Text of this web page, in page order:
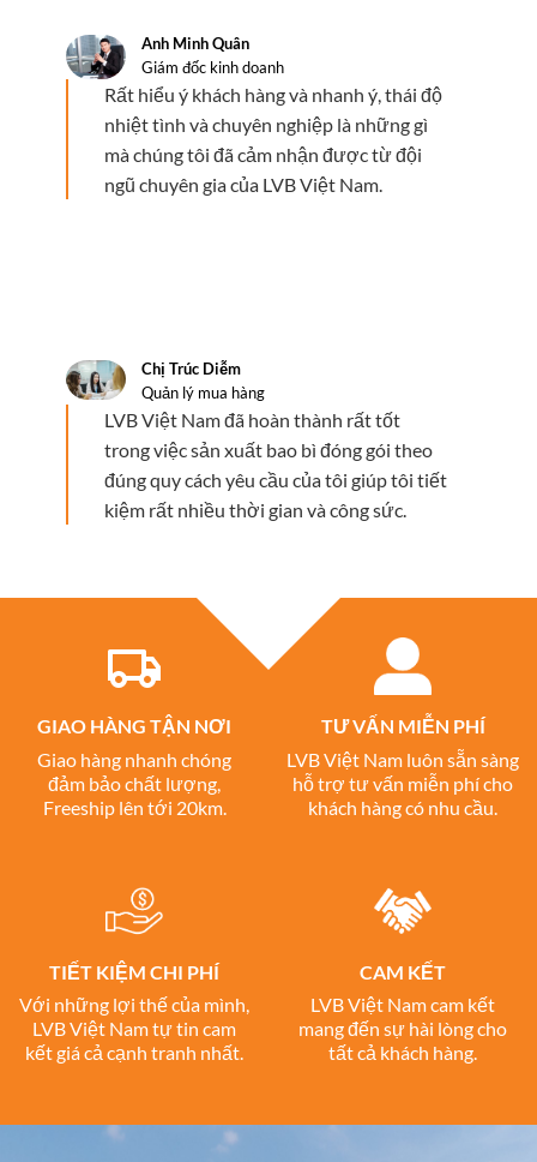
Anh Minh Quân
Giám đốc kinh doanh
Rất hiểu ý khách hàng và nhanh ý, thái độ
nhiệt tình và chuyên nghiệp là những gì
mà chúng tôi đã cảm nhận được từ đội
ngũ chuyên gia của LVB Việt Nam.
Chị Trúc Diễm
Quản lý mua hàng
LVB Việt Nam đã hoàn thành rất tốt
trong việc sản xuất bao bì đóng gói theo
đúng quy cách yêu cầu của tôi giúp tôi tiết
kiệm rất nhiều thời gian và công sức.
GIAO HÀNG TẬN NƠI
Giao hàng nhanh chóng
đảm bảo chất lượng,
Freeship lên tới 20km.
TƯ VẤN MIỄN PHÍ
LVB Việt Nam luôn sẵn sàng
hỗ trợ tư vấn miễn phí cho
khách hàng có nhu cầu.
TIẾT KIỆM CHI PHÍ
Với những lợi thế của mình,
LVB Việt Nam tự tin cam
kết giá cả cạnh tranh nhất.
CAM KẾT
LVB Việt Nam cam kết
mang đến sự hài lòng cho
tất cả khách hàng.